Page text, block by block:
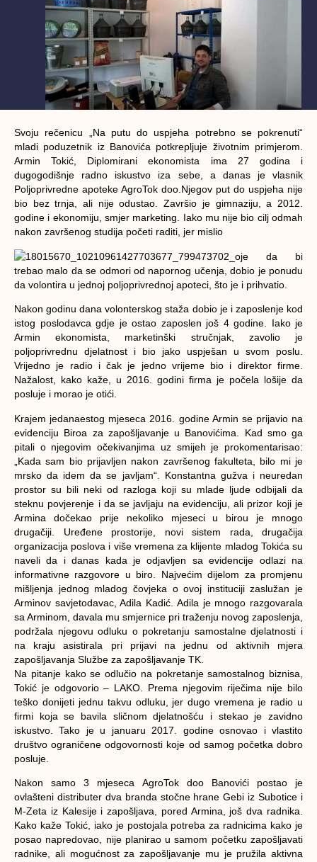
Svoju rečenicu „Na putu do uspjeha potrebno se pokrenuti“
mladi poduzetnik iz Banovića potkrepljuje životnim primjerom.
Armin Tokić, Diplomirani ekonomista ima 27 godina i
dugogodišnje radno iskustvo iza sebe, a danas je vlasnik
Poljoprivredne apoteke AgroTok doo.Njegov put do uspjeha nije
bio bez trnja, ali nije odustao. Završio je gimnaziju, a 2012.
godine i ekonomiju, smjer marketing. Iako mu nije bio cilj odmah
nakon završenog studija početi raditi, jer mislio
je da bi
trebao malo da se odmori od napornog učenja, dobio je ponudu
da volontira u jednoj poljoprivrednoj apoteci, što je i prihvatio.
Nakon godinu dana volonterskog staža dobio je i zaposlenje kod
istog poslodavca gdje je ostao zaposlen još 4 godine. Iako je
Armin ekonomista, marketinški stručnjak, zavolio je
poljoprivrednu djelatnost i bio jako uspješan u svom poslu.
Vrijedno je radio i čak je jedno vrijeme bio i direktor firme.
Nažalost, kako kaže, u 2016. godini firma je počela lošije da
posluje i morao je otići.
Krajem jedanaestog mjeseca 2016. godine Armin se prijavio na
evidenciju Biroa za zapošljavanje u Banovićima. Kad smo ga
pitali o njegovim očekivanjima uz smijeh je prokomentarisao:
„Kada sam bio prijavljen nakon završenog fakulteta, bilo mi je
mrsko da idem da se javljam“. Konstantna gužva i neuredan
prostor su bili neki od razloga koji su mlade ljude odbijali da
steknu povjerenje i da se javljaju na evidenciju, ali prizor koji je
Armina dočekao prije nekoliko mjeseci u birou je mnogo
drugačiji. Uređene prostorije, novi sistem rada, drugačija
organizacija poslova i više vremena za klijente mladog Tokića su
naveli da i danas kada je odjavljen sa evidencije odlazi na
informativne razgovore u biro. Najvećim dijelom za promjenu
mišljenja jednog mladog čovjeka o ovoj instituciji zaslužan je
Arminov savjetodavac, Adila Kadić. Adila je mnogo razgovarala
sa Arminom, davala mu smjernice pri traženju novog zaposlenja,
podržala njegovu odluku o pokretanju samostalne djelatnosti i
na kraju asistirala pri prijavi na jednu od aktivnih mjera
zapošljavanja Službe za zapošljavanje TK.
Na pitanje kako se odlučio na pokretanje samostalnog biznisa,
Tokić je odgovorio – LAKO. Prema njegovim riječima nije bilo
teško donijeti jednu takvu odluku, jer dugo vremena je radio u
firmi koja se bavila sličnom djelatnošću i stekao je zavidno
iskustvo. Tako je u januaru 2017. godine osnovao i vlastito
društvo ograničene odgovornosti koje od samog početka dobro
posluje.
Nakon samo 3 mjeseca AgroTok doo Banovići postao je
ovlašteni distributer dva branda stočne hrane Gebi iz Subotice i
M-Zeta iz Kalesije i zapošljava, pored Armina, još dva radnika.
Kako kaže Tokić, iako je postojala potreba za radnicima kako je
posao napredovao, nije planirao u samom početku zapošljavati
radnike, ali mogućnost za zapošljavanje mu je pružila aktivna